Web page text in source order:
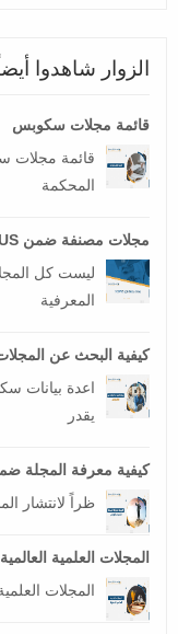
الزوار شاهدوا
قائمة مجلات سكوبس
المحكمة
مجلات مصنفة ضمن SCOPUS
ليست كل
المعرفية
كيفية البحث عن
اعدة بيانات
يقدر
كيفية معرفة المجلة
ظراً لانتشار
المجلات العلمية
المجلات